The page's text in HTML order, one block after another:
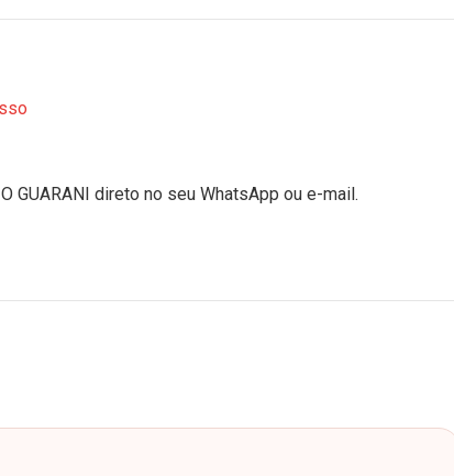
GUARANI direto no seu WhatsApp ou e-mail.